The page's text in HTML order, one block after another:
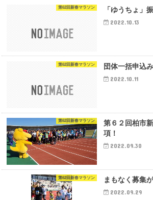
第62回新春マラソン 「ゆうちょ」
2022.10.13
第62回新春マラソン 団体一括申込
2022.10.11
第62回新春マラソン
第６２回柏市
項！
2022.09.30
第62回新春マラソン まもなく募集
2022.09.29